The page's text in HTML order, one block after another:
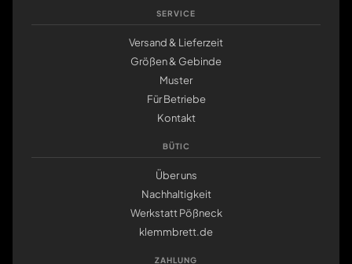
SERVICE
Versand & Lieferzeit
Größen & Gebinde
Muster
Für Betriebe
Kontakt
BÜTIC
Über uns
Nachhaltigkeit
Werkstatt Pößneck
klemmbrett.de
ZAHLUNG